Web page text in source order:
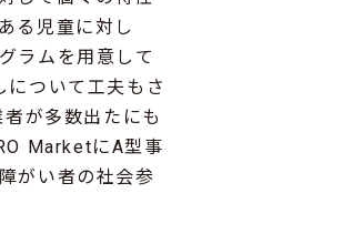
る児童に対し
ラムを用意して
について工夫もさ
が多数出たにも
MarketにA型事
がい者の社会参